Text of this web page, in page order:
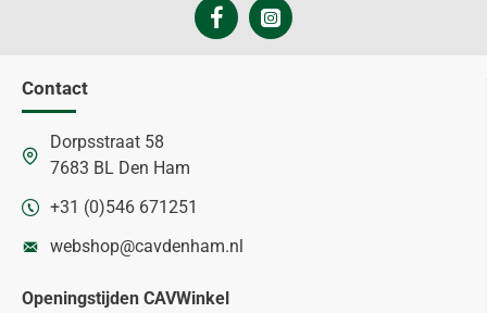
Contact
Dorpsstraat 58
7683 BL Den Ham
+31 (0)546 671251
webshop@cavdenham.nl
Openingstijden CAVWinkel